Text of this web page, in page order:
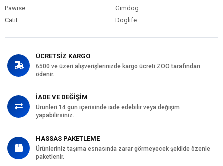
Pawise
Gimdog
Catit
Doglife
ÜCRETSİZ KARGO
₺500 ve üzeri alışverişlerinizde kargo ücreti ZOO tarafından
ödenir.
İADE VE DEĞİŞİM
Ürünleri 14 gün içerisinde iade edebilir veya değişim
yapabilirsiniz.
HASSAS PAKETLEME
Ürünleriniz taşıma esnasında zarar görmeyecek şekilde özenle
paketlenir.